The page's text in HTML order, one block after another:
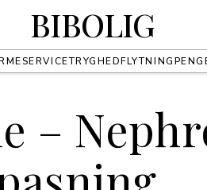
BIBOLIG
SERVICETRYGHEDFLYTNING
–